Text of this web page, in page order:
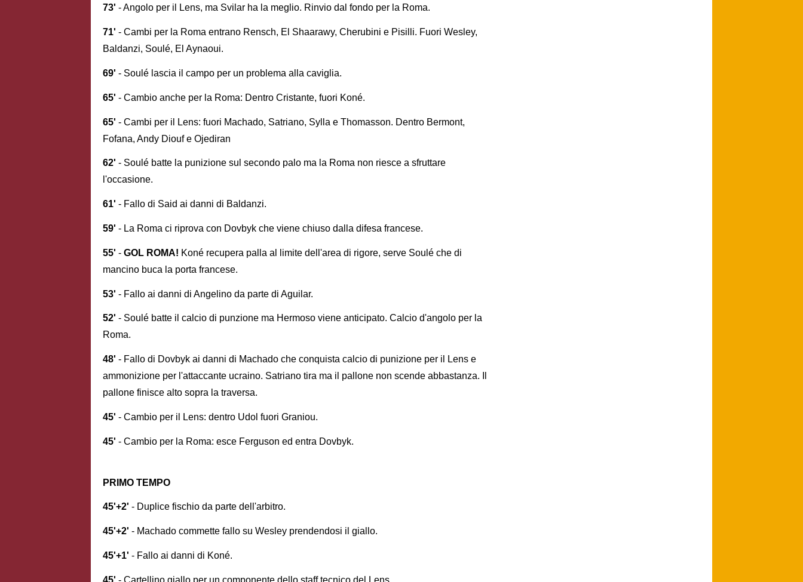
73' - Angolo per il Lens, ma Svilar ha la meglio. Rinvio dal fondo per la Roma.
71' - Cambi per la Roma entrano Rensch, El Shaarawy, Cherubini e Pisilli. Fuori Wesley,
Baldanzi, Soulé, El Aynaoui.
69' - Soulé lascia il campo per un problema alla caviglia.
65' - Cambio anche per la Roma: Dentro Cristante, fuori Koné.
65' - Cambi per il Lens: fuori Machado, Satriano, Sylla e Thomasson. Dentro Bermont,
Fofana, Andy Diouf e Ojediran
62' - Soulé batte la punizione sul secondo palo ma la Roma non riesce a sfruttare
l'occasione.
61' - Fallo di Said ai danni di Baldanzi.
59' - La Roma ci riprova con Dovbyk che viene chiuso dalla difesa francese.
55' - GOL ROMA! Koné recupera palla al limite dell'area di rigore, serve Soulé che di
mancino buca la porta francese.
53' - Fallo ai danni di Angelino da parte di Aguilar.
52' - Soulé batte il calcio di punzione ma Hermoso viene anticipato. Calcio d'angolo per la
Roma.
48' - Fallo di Dovbyk ai danni di Machado che conquista calcio di punizione per il Lens e
ammonizione per l'attaccante ucraino. Satriano tira ma il pallone non scende abbastanza. Il
pallone finisce alto sopra la traversa.
45' - Cambio per il Lens: dentro Udol fuori Graniou.
45' - Cambio per la Roma: esce Ferguson ed entra Dovbyk.
PRIMO TEMPO
45'+2' - Duplice fischio da parte dell'arbitro.
45'+2' - Machado commette fallo su Wesley prendendosi il giallo.
45'+1' - Fallo ai danni di Koné.
45' - Cartellino giallo per un componente dello staff tecnico del Lens.